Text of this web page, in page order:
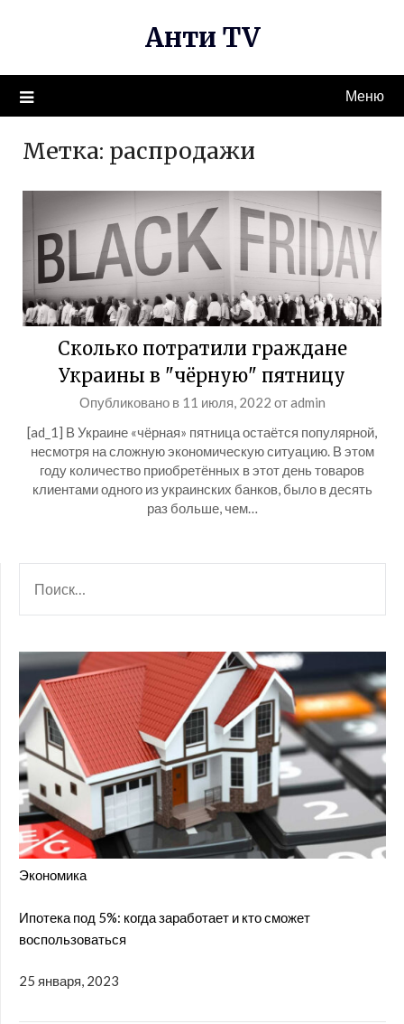
Анти TV
Меню
Метка: распродажи
Сколько потратили граждане
Украины в "чёрную" пятницу
Опубликовано в 11 июля, 2022 отadmin
[ad_1] В Украине «чёрная» пятница остаётся популярной,
несмотря на сложную экономическую ситуацию. В этом
году количество приобретённых в этот день товаров
клиентами одного из украинских банков, было в десять
раз больше, чем…
Экономика
Ипотека под 5%: когда заработает и кто сможет
воспользоваться
25 января, 2023